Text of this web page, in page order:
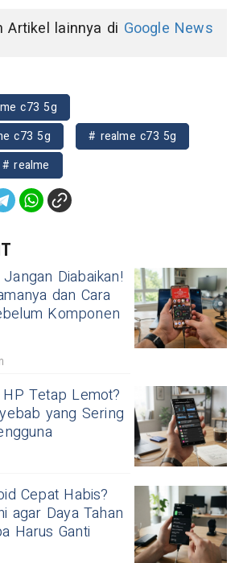
Artikel lainnya di Google News
c73 5g
c73 5g
# realme c73 5g
# realme
Diabaikan!
dan Cara
Komponen
Tetap Lemot?
yang Sering
Cepat Habis?
agar Daya Tahan
Harus Ganti